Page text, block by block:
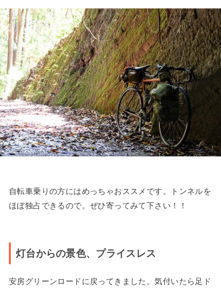
自転車乗りの方にはめっちゃおススメです。トンネルを
ほぼ独占できるので。ぜひ寄ってみて下さい！！
灯台からの景色、プライスレス
安房グリーンロードに戻ってきました。気付いたら足ド